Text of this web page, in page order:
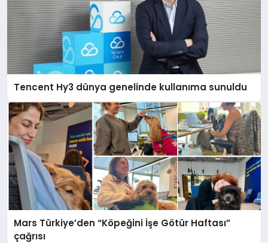
Tencent Hy3 dünya genelinde kullanıma sunuldu
Mars Türkiye’den “Köpeğini İşe Götür Haftası”
çağrısı